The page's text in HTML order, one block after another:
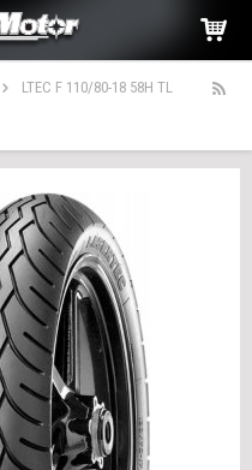
LTEC F 110/80-18 58H TL